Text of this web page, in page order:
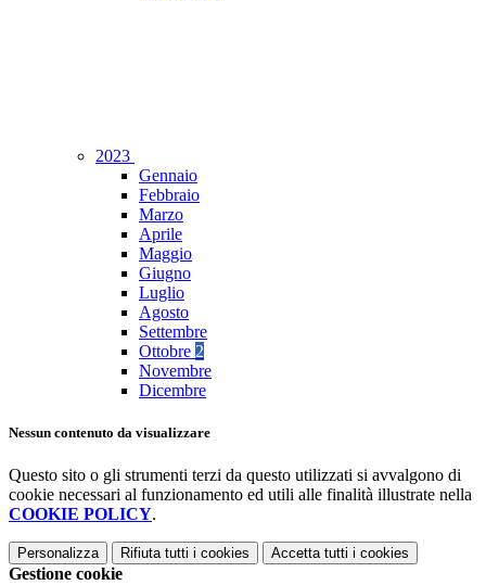
2023
Gennaio
Febbraio
Marzo
Aprile
Maggio
Giugno
Luglio
Agosto
Settembre
Ottobre 2
Novembre
Dicembre
Nessun contenuto da visualizzare
Questo sito o gli strumenti terzi da questo utilizzati si avvalgono di
cookie necessari al funzionamento ed utili alle finalità illustrate nella
COOKIE POLICY.
Personalizza Rifiuta tutti i cookies Accetta tutti i cookies
Gestione cookie